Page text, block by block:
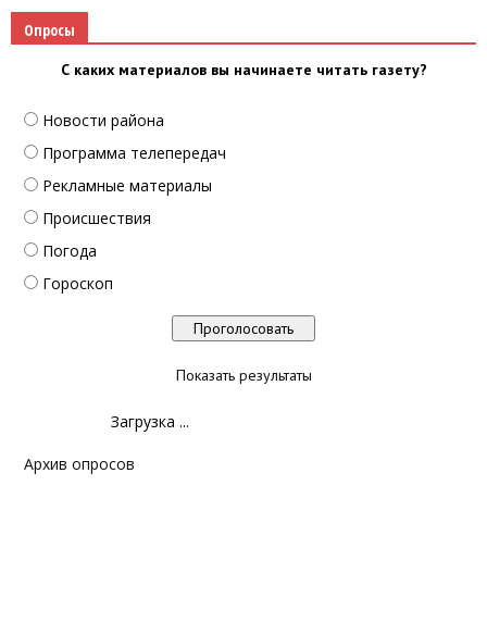
Опросы
С каких материалов вы начинаете читать газету?
Новости района
Программа телепередач
Рекламные материалы
Происшествия
Погода
Гороскоп
Показать результаты
Загрузка ...
Архив опросов